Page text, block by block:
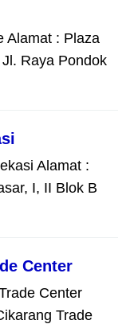
Alamat : Plaza
Raya Pondok
Alamat :
I, II Blok B
Center
Center
Trade